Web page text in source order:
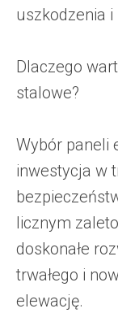
uszkodzenia i
Dlaczego
stalowe?
Wybór paneli
inwestycja w
licznym
doskonałe
trwałego i
elewację.